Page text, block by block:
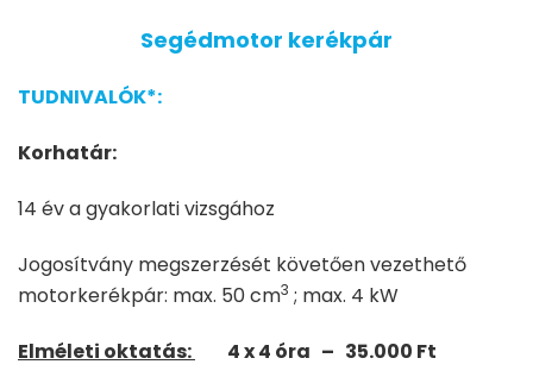
Segédmotor kerékpár
TUDNIVALÓK*:
Korhatár:
14 év a gyakorlati vizsgához
Jogosítvány megszerzését követően vezethető
motorkerékpár: max. 50 cm3 ; max. 4 kW
Elméleti oktatás: 4 x 4 óra – 35.000 Ft